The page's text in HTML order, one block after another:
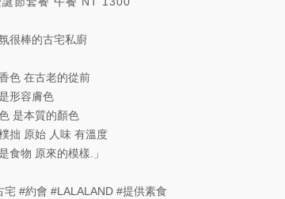
很棒的古宅私廚
色 在古老的從前
形容膚色
是本質的顏色
拙 原始 人味 有溫度
食物 原來的模樣.」
宅 #約會 #LALALAND #提供素食